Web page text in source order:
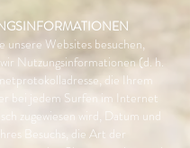
unsere Websites besuchen,
Nutzungsinformationen (d. h.
die Ihrem
bei jedem Surfen im Internet
zugewiesen wird, Datum und
Besuchs, die Art der